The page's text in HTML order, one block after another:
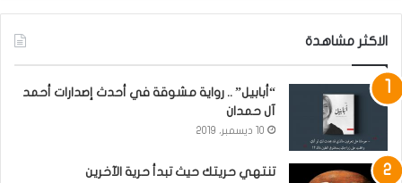
الاكثر مشاهدة
“أبابيل” .. رواية مشوقة في أحدث إصدارات أحمد
آل حمدان
10 ديسمبر، 2019
تنتهي حريتك حيث تبدأ حرية الآخرين